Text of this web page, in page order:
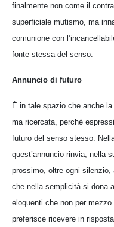
finalmente non come il
superficiale mutismo, ma
comunione con
fonte stessa del senso.
Annuncio di futuro
È in tale spazio che anche
ma ricercata, perché
futuro del senso stesso.
quest’annuncio rinvia, nella
prossimo, oltre ogni
che nella semplicità si dona
eloquenti che non per
preferisce ricevere in